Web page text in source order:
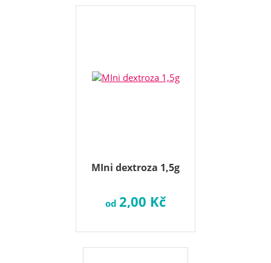
MIni dextroza 1,5g
od 2,00 Kč